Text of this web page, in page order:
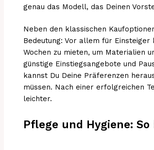
genau das Modell, das Deinen
Neben den klassischen
Bedeutung: Vor allem für
Wochen zu mieten, um Materialien
günstige Einstiegsangebote und
kannst Du Deine Präferenzen
müssen. Nach einer erfolgreichen
leichter.
Pflege und Hygiene: